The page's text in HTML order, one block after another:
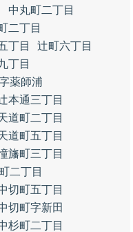
中丸町二丁目
二丁目
丁目
辻町六丁目
丁目
薬師浦
本通三丁目
道町二丁目
道町五丁目
旛町三丁目
二丁目
切町五丁目
切町字新田
杉町二丁目